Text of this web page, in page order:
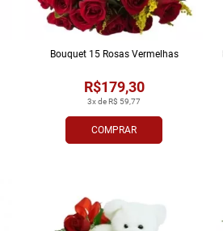
COMPRAR
3x de R$ 59,77
R$179,30
Bouquet 15 Rosas Vermelhas